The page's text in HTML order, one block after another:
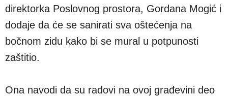
direktorka Poslovnog prostora, Gordana Mogić i
dodaje da će se sanirati sva oštećenja na
bočnom zidu kako bi se mural u potpunosti
zaštitio.
Ona navodi da su radovi na ovoj građevini deo